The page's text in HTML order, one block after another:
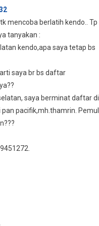
mencoba berlatih kendo.. Tp
tanyakan :
kendo,apa saya tetap bs
saya br bs daftar
saya berminat daftar di
pacifik,mh.thamrin.